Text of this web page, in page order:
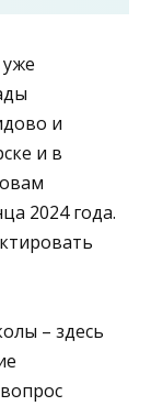
и
и в
2024 года.
– здесь